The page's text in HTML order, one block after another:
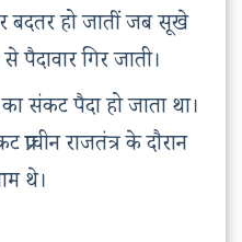
बदतर हो जातीं जब सूखे
पैदावार गिर जाती।
संकट पैदा हो जाता था।
राजतंत्र के दौरान
थे।